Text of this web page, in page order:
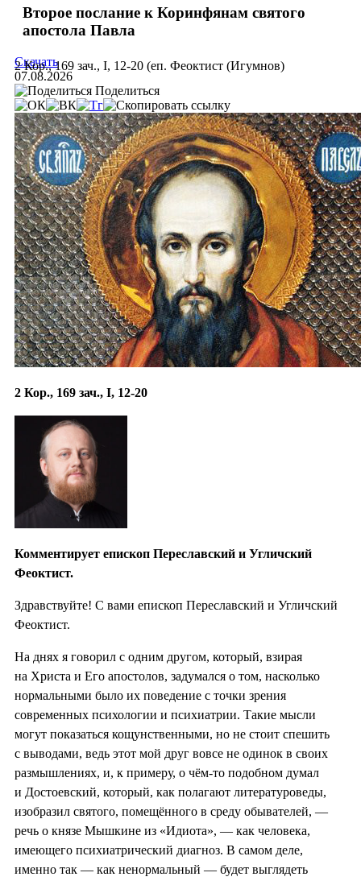
Второе послание к Коринфянам святого
апостола Павла
2 Кор., 169 зач., I, 12-20 (еп. Феоктист (Игумнов)
Скачать
07.08.2026
Поделиться
2 Кор., 169 зач., I, 12-20
Комментирует епископ Переславский и Угличский
Феоктист.
Здравствуйте! С вами епископ Переславский и Угличский
Феоктист.
На днях я говорил с одним другом, который, взирая
на Христа и Его апостолов, задумался о том, насколько
нормальными было их поведение с точки зрения
современных психологии и психиатрии. Такие мысли
могут показаться кощунственными, но не стоит спешить
с выводами, ведь этот мой друг вовсе не одинок в своих
размышлениях, и, к примеру, о чём-то подобном думал
и Достоевский, который, как полагают литературоведы,
изобразил святого, помещённого в среду обывателей, —
речь о князе Мышкине из «Идиота», — как человека,
имеющего психиатрический диагноз. В самом деле,
именно так — как ненормальный — будет выглядеть